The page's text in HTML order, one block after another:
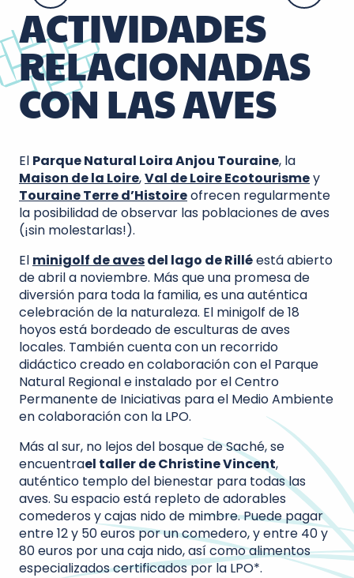
ACTIVIDADES
RELACIONADAS
CON LAS AVES
El Parque Natural Loira Anjou Touraine, la
Maison de la Loire,Val de Loire Ecotourismey
Touraine Terre d’Histoireofrecen regularmente
la posibilidad de observar las poblaciones de aves
(¡sin molestarlas!).
El minigolf de avesdel lago de Rilléestá abierto
de abril a noviembre. Más que una promesa de
diversión para toda la familia, es una auténtica
celebración de la naturaleza. El minigolf de 18
hoyos está bordeado de esculturas de aves
locales. También cuenta con un recorrido
didáctico creado en colaboración con el Parque
Natural Regional e instalado por el Centro
Permanente de Iniciativas para el Medio Ambiente
en colaboración con la LPO.
Más al sur, no lejos del bosque de Saché, se
encuentrael taller de Christine Vincent,
auténtico templo del bienestar para todas las
aves. Su espacio está repleto de adorables
comederos y cajas nido de mimbre. Puede pagar
entre 12 y 50 euros por un comedero, y entre 40 y
80 euros por una caja nido, así como alimentos
especializados certificados por la LPO*.